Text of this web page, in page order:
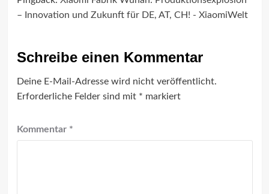
– Innovation und Zukunft für DE, AT, CH! - XiaomiWelt
Schreibe einen Kommentar
Deine E-Mail-Adresse wird nicht veröffentlicht.
Erforderliche Felder sind mit * markiert
Kommentar *